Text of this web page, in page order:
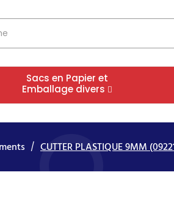
Sacs en Papier et
Emballage divers
CUTTER PLASTIQUE 9MM